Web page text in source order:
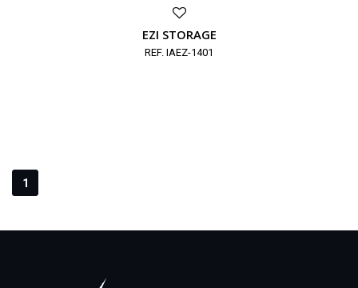
EZI STORAGE
REF. IAEZ-1401
1